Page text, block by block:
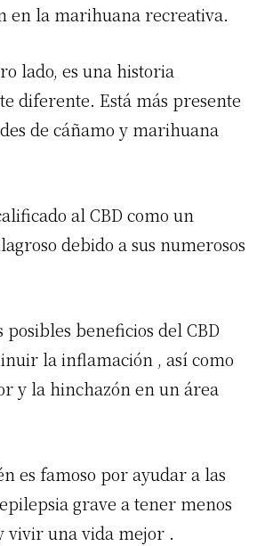
en la marihuana recreativa.
lado, es una historia
diferente. Está más presente
de cáñamo y marihuana
al CBD como un
debido a sus numerosos
posibles beneficios del CBD
la inflamación , así como
y la hinchazón en un área
es famoso por ayudar a las
grave a tener menos
vivir una vida mejor .